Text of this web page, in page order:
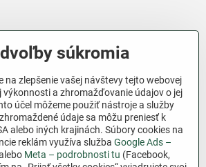
e-shop bez dotácií​. Fungujeme len
ktorí veria v poctivú prácu a
súkromia
na zlepšenie vašej návštevy tejto webovej
výkonnosti a zhromažďovanie údajov o jej
účel môžeme použiť nástroje a služby
údaje sa môžu preniesť k
alebo iných krajinách. Súbory cookies na
reklám využíva služba Google Ads –
Meta – podrobnosti tu (Facebook,